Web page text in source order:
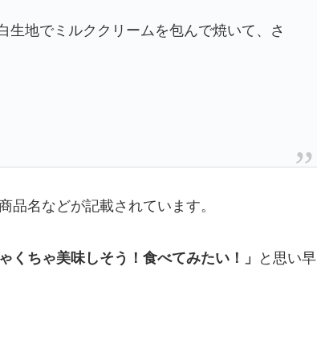
地でミルククリームを包んで焼いて、さ
品名などが記載されています。
くちゃ美味しそう！食べてみたい！」
と思い早